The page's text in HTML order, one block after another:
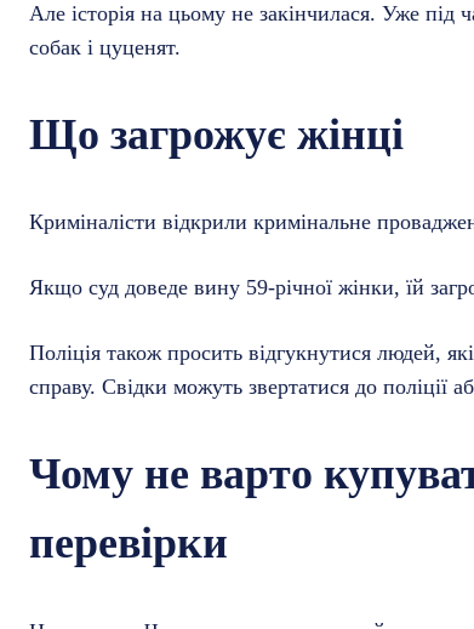
Але історія на цьому не закінчилася. Уже
собак і цуценят.
Що загрожує жінці
Криміналісти відкрили кримінальне
Якщо суд доведе вину 59-річної жінки, їй
Поліція також просить відгукнутися людей,
справу. Свідки можуть звертатися до поліції
Чому не варто
перевірки